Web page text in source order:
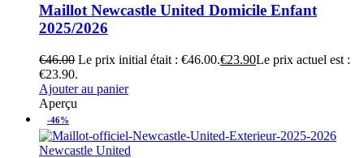
Maillot Newcastle United Domicile Enfant
2025/2026
€46.00 Le prix initial était : €46.00.€23.90Le prix actuel est :
€23.90.
Ajouter au panier
Aperçu
-46%
Newcastle United